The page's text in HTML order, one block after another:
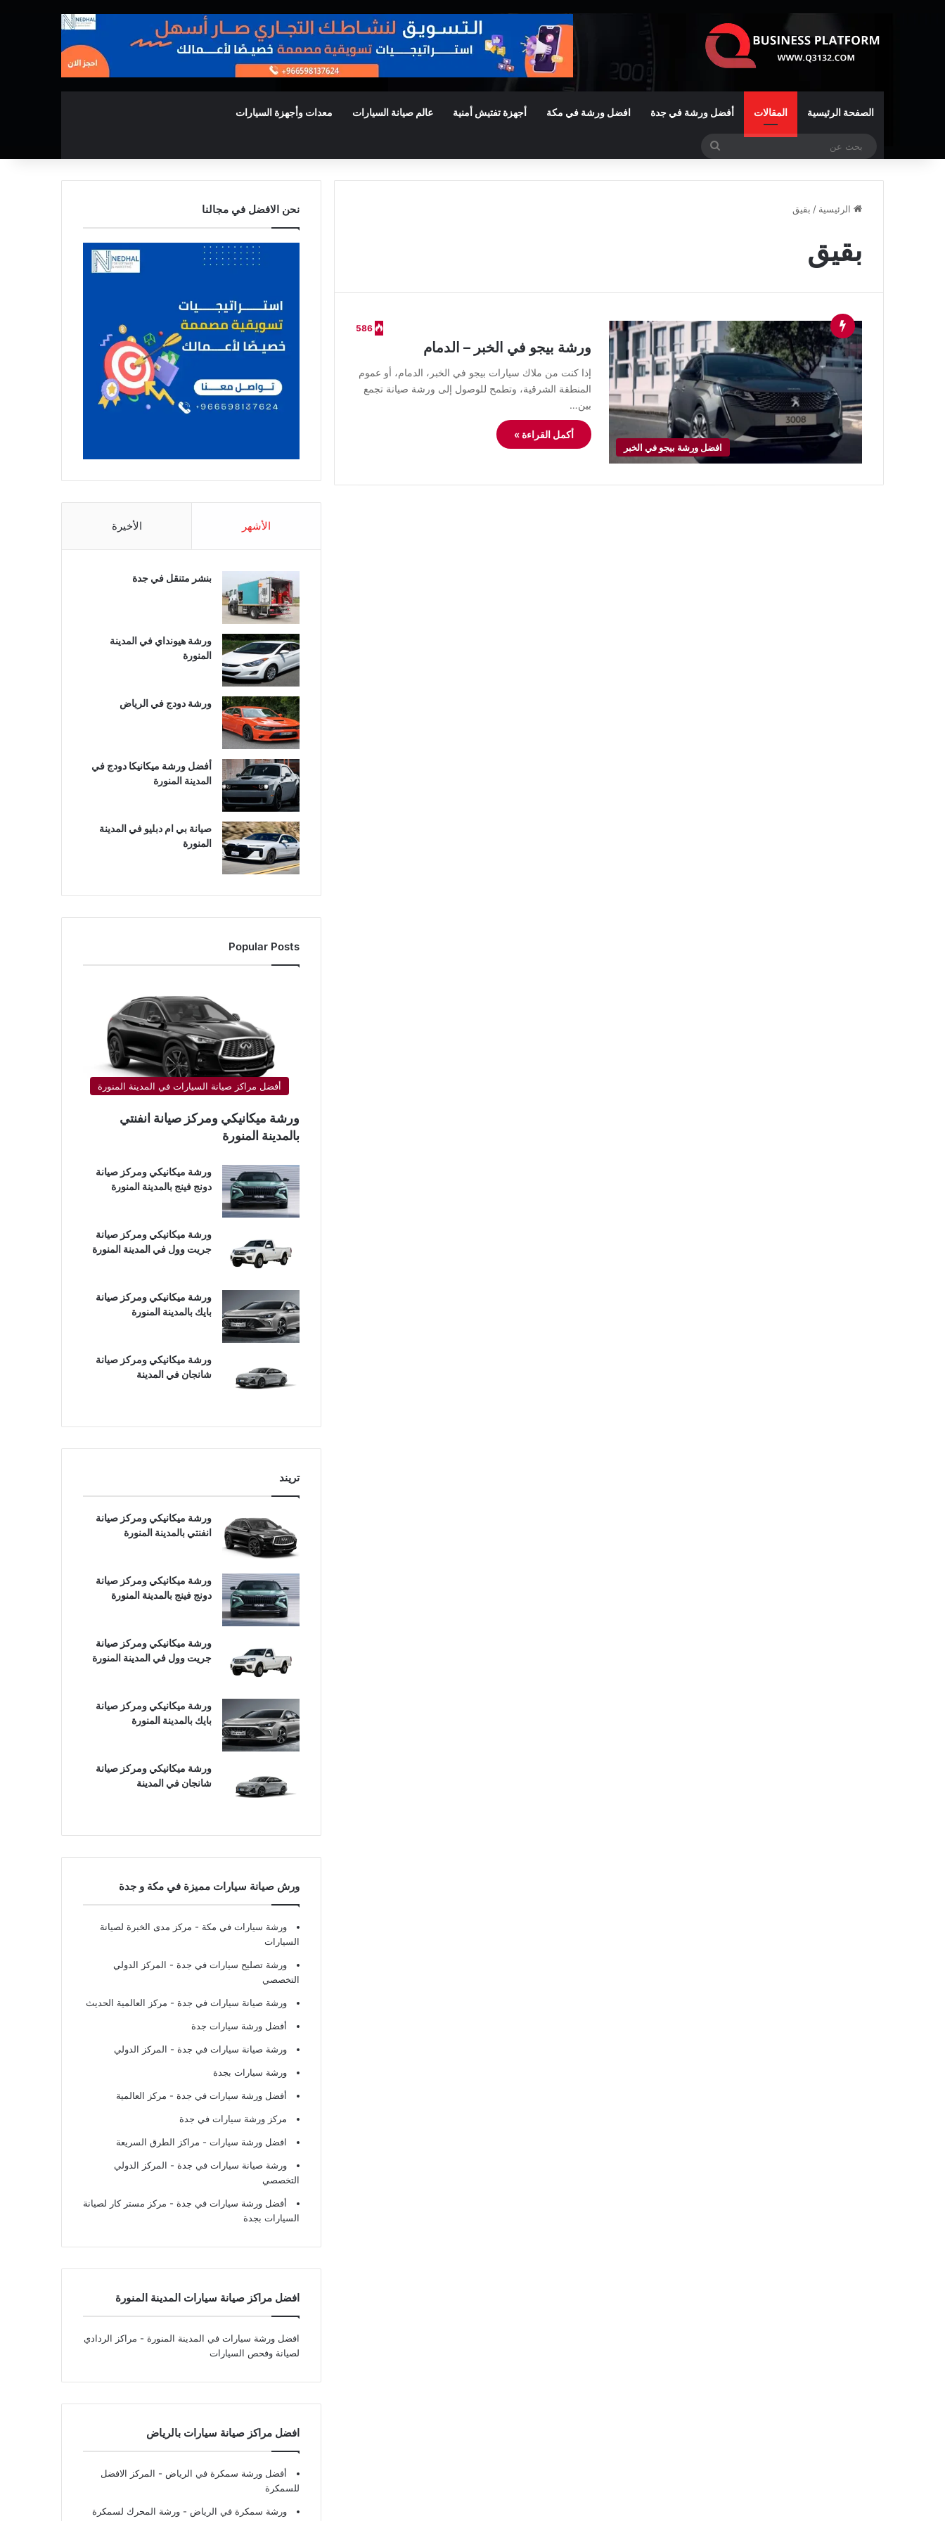
الصفحة الرئيسية المقالات أفضل ورشة في جدة افضل ورشة في مكة أجهزة تفتيش أمنية عالم صيانة السيارات معدات وأجهزة السيارات
الرئيسية / بقيق
بقيق
افضل ورشة بيجو في الخبر
586
ورشة بيجو في الخبر – الدمام
إذا كنت من ملاك سيارات بيجو في الخبر، الدمام، أو عموم
المنطقة الشرقية، وتطمح للوصول إلى ورشة صيانة تجمع
بين…
أكمل القراءة »
نحن الافضل في مجالنا
الأشهر الأخيرة
بنشر متنقل في جدة
ورشة هيونداي في المدينة
المنورة
ورشة دودج في الرياض
أفضل ورشة ميكانيكا دودج في
المدينة المنورة
صيانة بي ام دبليو في المدينة
المنورة
Popular Posts
أفضل مراكز صيانة السيارات في المدينة المنورة
ورشة ميكانيكي ومركز صيانة انفنتي
بالمدينة المنورة
ورشة ميكانيكي ومركز صيانة
دونج فينج بالمدينة المنورة
ورشة ميكانيكي ومركز صيانة
جريت وول في المدينة المنورة
ورشة ميكانيكي ومركز صيانة
بايك بالمدينة المنورة
ورشة ميكانيكي ومركز صيانة
شانجان في المدينة
تريند
ورشة ميكانيكي ومركز صيانة
انفنتي بالمدينة المنورة
ورشة ميكانيكي ومركز صيانة
دونج فينج بالمدينة المنورة
ورشة ميكانيكي ومركز صيانة
جريت وول في المدينة المنورة
ورشة ميكانيكي ومركز صيانة
بايك بالمدينة المنورة
ورشة ميكانيكي ومركز صيانة
شانجان في المدينة
ورش صيانة سيارات مميزة في مكة و جدة
ورشة سيارات في مكة - مركز مدى الخبرة لصيانة
السيارات
ورشة تصليح سيارات في جدة - المركز الدولي
التخصصي
ورشة صيانة سيارات في جدة - مركز العالمية الحديث
أفضل ورشة سيارات جدة
ورشة صيانة سيارات في جدة - المركز الدولي
ورشة سيارات بجدة
أفضل ورشة سيارات في جدة - مركز العالمية
مركز ورشة سيارات في جدة
افضل ورشة سيارات - مراكز الطرق السريعة
ورشة صيانة سيارات في جدة - المركز الدولي
التخصصي
أفضل ورشة سيارات في جدة - مركز مستر كار لصيانة
السيارات بجدة
افضل مراكز صيانة سيارات المدينة المنورة
افضل ورشة سيارات في المدينة المنورة - مراكز الردادي
لصيانة وفحص السيارات
افضل مراكز صيانة سيارات بالرياض
أفضل ورشة سمكرة في الرياض - المركز الافضل
للسمكرة
ورشة سمكرة في الرياض - ورشة المحرك لسمكرة